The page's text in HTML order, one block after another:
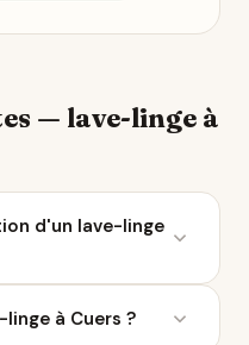
— lave-linge à
d'un lave-linge
À Cuers, 15
à Cuers ?